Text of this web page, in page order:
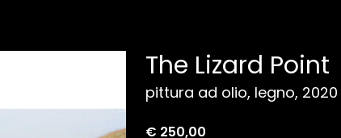
The Lizard Point
pittura ad olio, legno, 2020
€ 250,00